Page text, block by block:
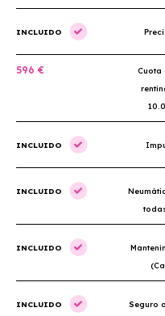
INCLUIDO
596 €
Cuota
INCLUIDO
INCLUIDO
INCLUIDO
INCLUIDO
Seguro